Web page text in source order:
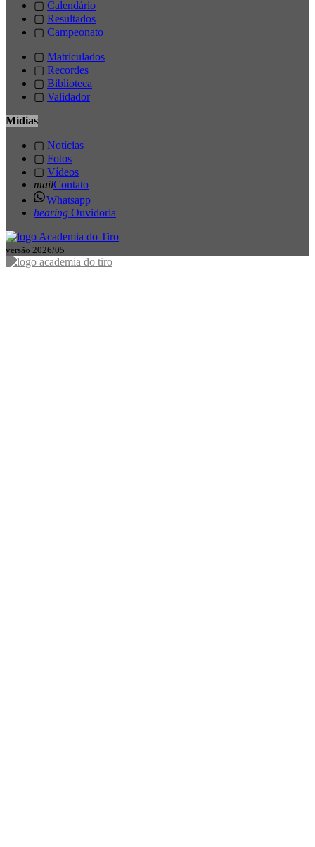
▢ Calendário
▢ Resultados
▢ Campeonato
▢ Matriculados
▢ Recordes
▢ Biblioteca
▢ Validador
Mídias
▢ Notícias
▢ Fotos
▢ Vídeos
mailContato
Whatsapp
hearing Ouvidoria
versão 2026/05